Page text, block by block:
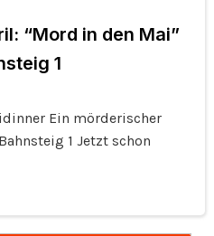
“Mord in den Mai”
1
Ein mörderischer
1 Jetzt schon